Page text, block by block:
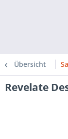
Übersicht
Revelate